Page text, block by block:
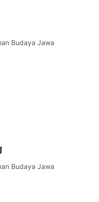
Budaya Jawa
Budaya Jawa